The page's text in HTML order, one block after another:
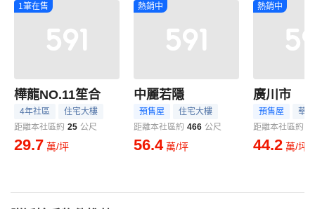
1筆在售
樺龍NO.11笙合
4年社區
住宅大樓
距離本社區約 25 公尺
29.7 萬/坪
熱銷中
中麗若隱
預售屋
住宅大樓
距離本社區約 466 公尺
56.4 萬/坪
熱銷中
廣川市
預售屋
華廈
距離本社區約
44.2 萬/坪